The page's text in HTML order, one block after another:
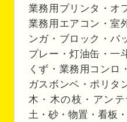
業務用プリンタ・オ
業務用エアコン・室
ンガ・ブロック・バ
プレー・灯油缶・一
くず・業務用コンロ
ガスボンベ・ポリタ
木・木の枝・アン
土・砂・物置・看板